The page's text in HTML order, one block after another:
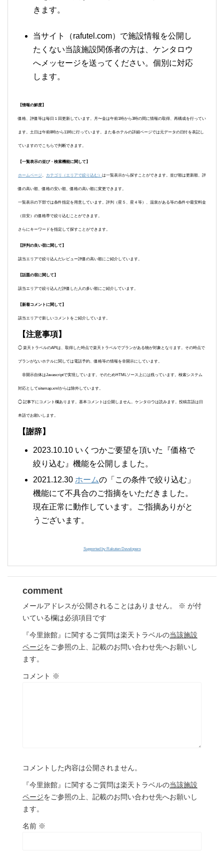
きます。
当サイト（rafutel.com）で施設情報を公開し
たくない当該施設関係者の方は、ケンタロウ
へメッセージを送ってください。個別に対応
します。
【情報の鮮度】
価格、評価等は毎日１回更新しています。月〜金は午前1時から3時の間に情報の取得、再構成を行ってい
ます。土日は午前8時から11時に行っています。また各ホテルの詳細ページでは元データの日付を表記し
ていますのでこちらで判断できます。
【一覧表示の並び・検索機能に関して】
ホームページ 、 カテゴリ（エリアで絞り込む） は一覧表示から探すことができます。並び順は更新順、評
価の高い順、価格の安い順、価格の高い順に変更できます。
一覧表示の下部では条件指定を用意しています。評判（星５、星４等）、温泉がある等の条件や最安料金
（目安）の価格帯で絞り込むことができます。
さらにキーワードを指定して探すことができます。
【評判の良い宿に関して】
該当エリアで絞り込んだレビュー評価の高い順にご紹介しています。
【話題の宿に関して】
該当エリアで絞り込んだ評価した人の多い順にご紹介しています。
【新着コメントに関して】
該当エリアで新しいコメントをご紹介しています。
【注意事項】
◯ 楽天トラベルのAPIは、取得した時点で楽天トラベルでプランがある物が対象となります。その時点で
プランがないホテルに関しては電話予約、価格等の情報を非開示にしています。
非開示自体はJavascriptで実現しています。そのためHTMLソース上には残っています。検索システム
対応としてsitemap.xmlからは除外しています。
◯ 記事下にコメント欄あります。基本コメントは公開しません。ケンタロウは読みます。投稿言語は日
本語でお願いします。
【謝辞】
2023.10.10 いくつかご要望を頂いた『価格で
絞り込む』機能を公開しました。
2021.12.30 ホームの「この条件で絞り込む」
機能にて不具合のご指摘をいただきました。
現在正常に動作しています。ご指摘ありがと
うございます。
Supported by Rakuten Developers
comment
メールアドレスが公開されることはありません。 ※ が付
いている欄は必須項目です
『今里旅館』に関するご質問は楽天トラベルの当該施設
ページをご参照の上、記載のお問い合わせ先へお願いし
ます。
コメント ※
コメントした内容は公開されません。
『今里旅館』に関するご質問は楽天トラベルの当該施設
ページをご参照の上、記載のお問い合わせ先へお願いし
ます。
名前 ※